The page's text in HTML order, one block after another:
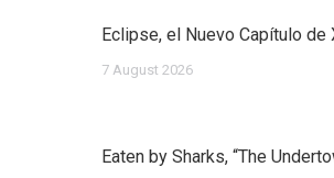
Eclipse, el Nuevo Capítulo de
7 August 2026
Eaten by Sharks, “The